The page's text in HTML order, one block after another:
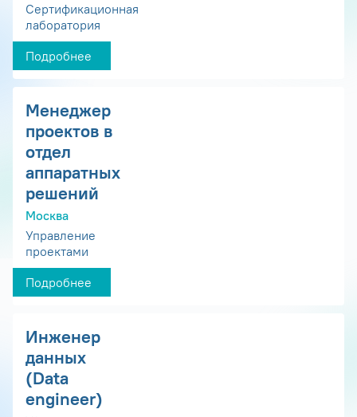
Сертификационная
лаборатория
Подробнее
Менеджер
проектов в
отдел
аппаратных
решений
Москва
Управление
проектами
Подробнее
Инженер
данных
(Data
engineer)